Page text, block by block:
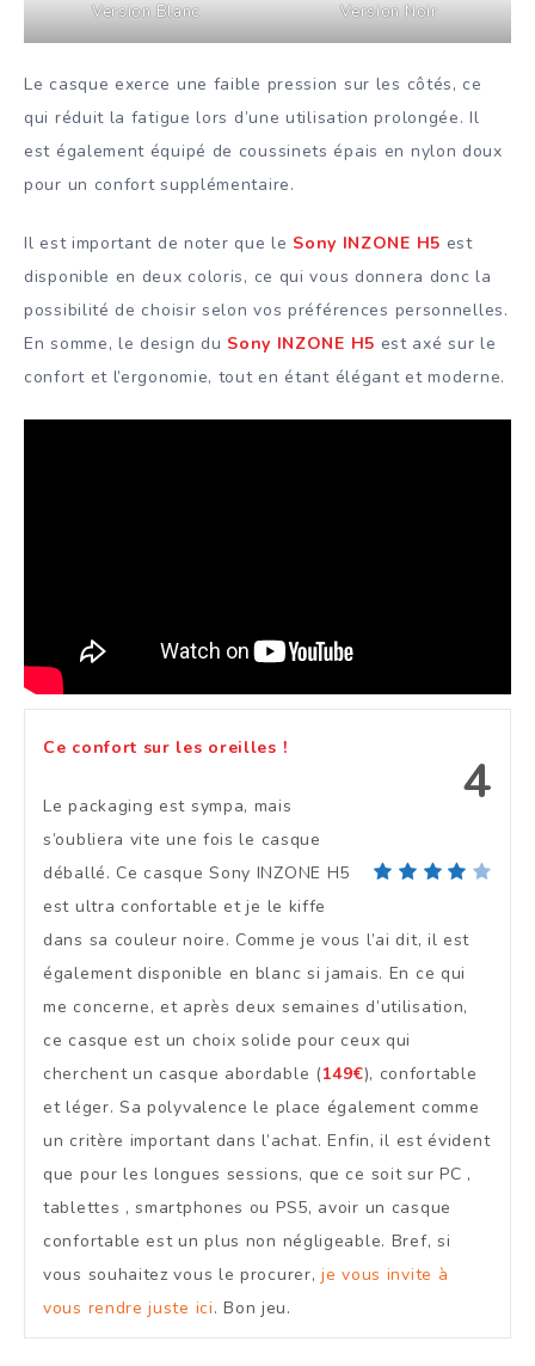
Version Blanc Version Noir
Le casque exerce une faible pression sur les côtés, ce
qui réduit la fatigue lors d’une utilisation prolongée. Il
est également équipé de coussinets épais en nylon doux
pour un confort supplémentaire.
Il est important de noter que le Sony INZONE H5 est
disponible en deux coloris, ce qui vous donnera donc la
possibilité de choisir selon vos préférences personnelles.
En somme, le design du Sony INZONE H5 est axé sur le
confort et l’ergonomie, tout en étant élégant et moderne.
4
Ce confort sur les oreilles !
Le packaging est sympa, mais
s’oubliera vite une fois le casque
déballé. Ce casque Sony INZONE H5
est ultra confortable et je le kiffe
dans sa couleur noire. Comme je vous l’ai dit, il est
également disponible en blanc si jamais. En ce qui
me concerne, et après deux semaines d’utilisation,
ce casque est un choix solide pour ceux qui
cherchent un casque abordable (149€), confortable
et léger. Sa polyvalence le place également comme
un critère important dans l’achat. Enfin, il est évident
que pour les longues sessions, que ce soit sur PC ,
tablettes , smartphones ou PS5, avoir un casque
confortable est un plus non négligeable. Bref, si
vous souhaitez vous le procurer,je vous invite à
vous rendre juste ici. Bon jeu.